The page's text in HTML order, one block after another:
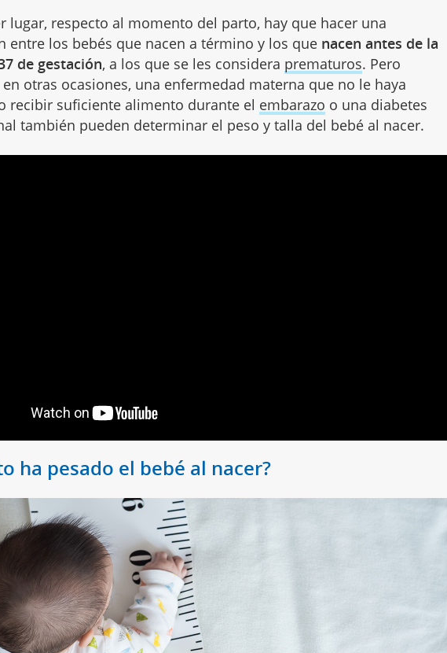
lugar, respecto al momento del parto, hay que hacer una
entre los bebés que nacen a término y los que nacen antes de la
de gestación, a los que se les considera prematuros. Pero
otras ocasiones, una enfermedad materna que no le haya
recibir suficiente alimento durante el embarazo o una diabetes
también pueden determinar el peso y talla del bebé al nacer.
ha pesado el bebé al nacer?